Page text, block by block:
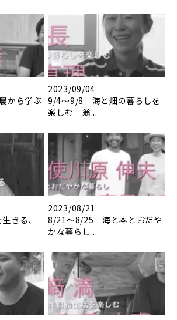
から学ぶ
2023/09/04
9/4～9/8 海と畑の暮らしを
楽しむ 翁...
きる、
2023/08/21
8/21～8/25 海と本とおだや
かな暮らし...